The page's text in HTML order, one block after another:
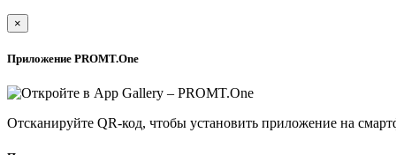
×
Приложение PROMT.One
Отсканируйте QR-код, чтобы установить приложение на